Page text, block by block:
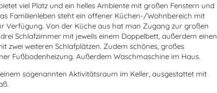
viel Platz und ein helles Ambiente mit großen Fenstern und
Familienleben steht ein offener Küchen-/Wohnbereich mit
Verfügung. Von der Küche aus hat man Zugang zur großen
Schlafzimmer mit jeweils einem Doppelbett, außerdem einen
zwei weiteren Schlafplätzen. Zudem schönes, großes
Fußbodenheizung. Außerdem Waschmaschine im Haus.
sogenannten Aktivitätsraum im Keller, ausgestattet mit